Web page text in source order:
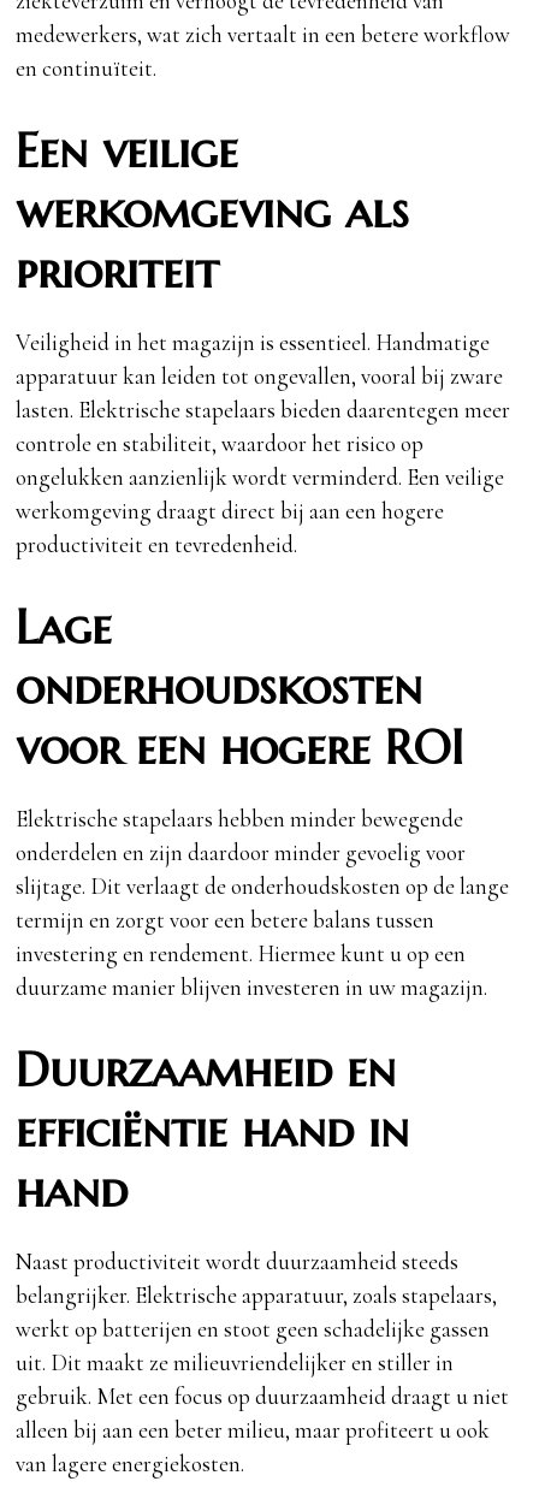
medewerkers, wat zich vertaalt in een betere workflow
en continuïteit.
Een veilige
werkomgeving als
prioriteit
Veiligheid in het magazijn is essentieel. Handmatige
apparatuur kan leiden tot ongevallen, vooral bij zware
lasten. Elektrische stapelaars bieden daarentegen meer
controle en stabiliteit, waardoor het risico op
ongelukken aanzienlijk wordt verminderd. Een veilige
werkomgeving draagt direct bij aan een hogere
productiviteit en tevredenheid.
Lage
onderhoudskosten
voor een hogere ROI
Elektrische stapelaars hebben minder bewegende
onderdelen en zijn daardoor minder gevoelig voor
slijtage. Dit verlaagt de onderhoudskosten op de lange
termijn en zorgt voor een betere balans tussen
investering en rendement. Hiermee kunt u op een
duurzame manier blijven investeren in uw magazijn.
Duurzaamheid en
efficiëntie hand in
hand
Naast productiviteit wordt duurzaamheid steeds
belangrijker. Elektrische apparatuur, zoals stapelaars,
werkt op batterijen en stoot geen schadelijke gassen
uit. Dit maakt ze milieuvriendelijker en stiller in
gebruik. Met een focus op duurzaamheid draagt u niet
alleen bij aan een beter milieu, maar profiteert u ook
van lagere energiekosten.